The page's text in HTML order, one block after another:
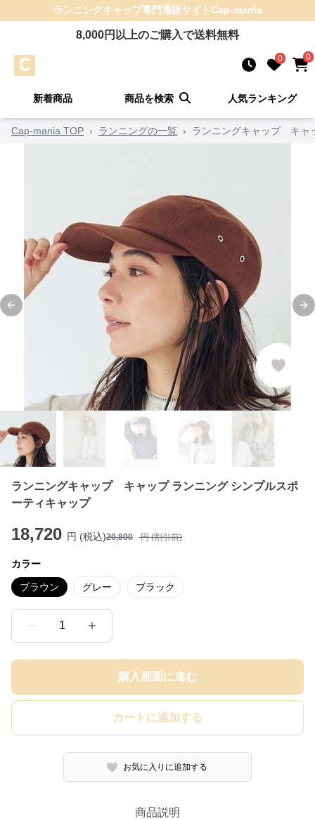
ランニングキャップ専門通販サイトCap-mania
8,000円以上のご購入で送料無料
0 0
新着商品 商品を検索 人気ランキング
Cap-mania TOP › ランニングの一覧 › ランニングキャップ キャ
Previous slide
ランニングキャップ キャップ ランニング シンプルスポ
ーティキャップ
18,720 円 (税込)20,800 円 (割引前)
カラー
ブラウン グレー ブラック
1
購入画面に進む
カートに追加する
お気に入りに追加する
商品説明